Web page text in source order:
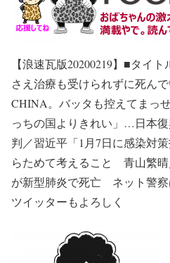
【浪速瓦版20200219】■タイ
さえ治療も受けられずに死ん
CHINA。バッタも控えてまっ
っちの国よりきれい」…日本
判／習近平「1月7日に感染対
らためて考えること 青山繁晴
が新型肺炎で死亡 ネット警察
ツイッターもよろしく